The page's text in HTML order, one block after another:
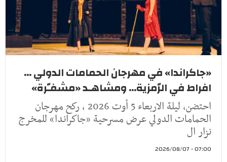
«جاكراندا» في مهرجان الحمامات الدولي ...
افراط في الرّمزية... ومشاهـد «مشفـّرة»
احتضن، ليلة الاربعاء 5 أوت 2026 ، ركح مهرجان
الحمامات الدولي عرض مسرحية «جاكراندا» للمخرج
نزار ال
07:00 - 2026/08/07